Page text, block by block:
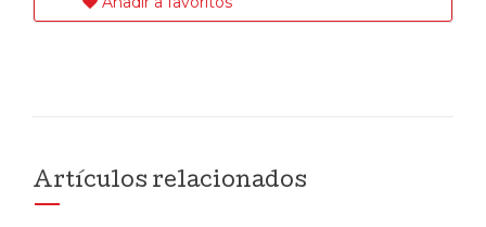
Artículos relacionados